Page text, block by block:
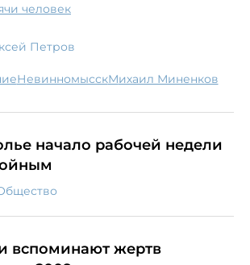
человек
Петров
Невинномысск Михаил Миненков
начало рабочей недели
вспоминают жертв